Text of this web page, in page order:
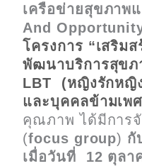
เครือข่ายสุขภาพ
And
โครงการ “เสริม
พัฒนาบริการสุขภ
LBT (หญิงรักหญิ
และบุคคลข้ามเพ
คุณภาพ ได้มีการ
(focus group) กั
เมื่อวันที่ 12 ตุลา